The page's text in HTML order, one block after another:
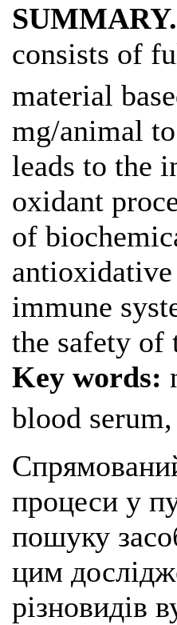
SUMMARY.
consists of
material
mg/animal
leads to the
oxidant
of
immune
the safety of
Key words:
blood
процеси у
пошуку
цим
різновидів